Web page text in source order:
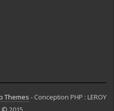
Themes - Conception PHP : LEROY